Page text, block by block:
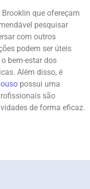
que ofereçam
pesquisar
com outros
podem ser úteis
bem-estar dos
Além disso, é
possui uma
são
de forma eficaz.